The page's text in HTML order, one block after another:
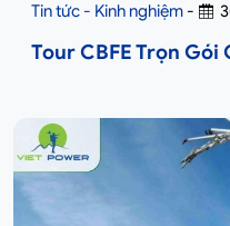
Tin tức - Kinh nghiệm -
Tour CBFE Trọn Gói